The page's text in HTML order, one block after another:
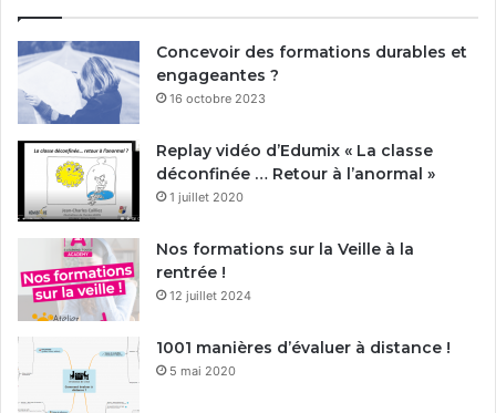
Concevoir des formations durables et
engageantes ?
16 octobre 2023
Replay vidéo d’Edumix « La classe
déconfinée … Retour à l’anormal »
1 juillet 2020
Nos formations sur la Veille à la
rentrée !
12 juillet 2024
1001 manières d’évaluer à distance !
5 mai 2020